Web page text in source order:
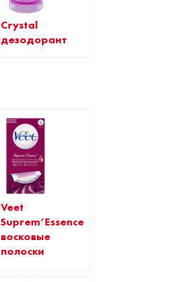
Crystal
дезодорант
Veet
Suprem’Essence
восковые
полоски